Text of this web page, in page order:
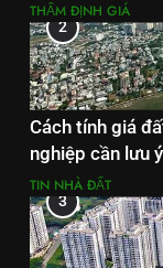
THẨM ĐỊNH GIÁ
2
Cách tính giá
nghiệp cần lưu
TIN NHÀ ĐẤT
3